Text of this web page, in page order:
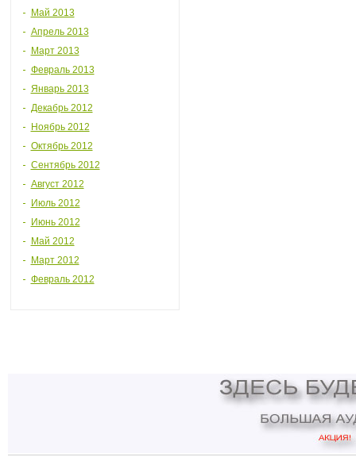
Май 2013
Апрель 2013
Март 2013
Февраль 2013
Январь 2013
Декабрь 2012
Ноябрь 2012
Октябрь 2012
Сентябрь 2012
Август 2012
Июль 2012
Июнь 2012
Май 2012
Март 2012
Февраль 2012